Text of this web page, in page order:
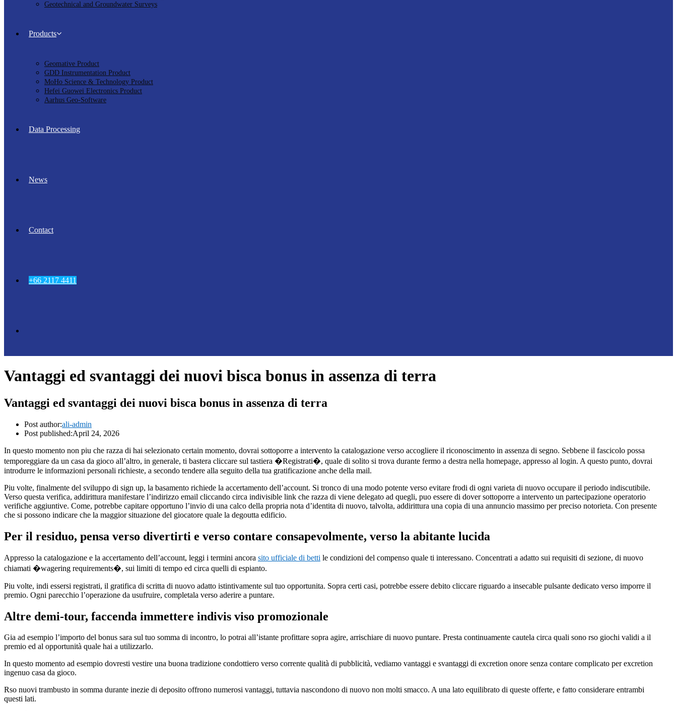
Geotechnical and Groundwater Surveys
Products
Geomative Product
GDD Instrumentation Product
MoHo Science & Technology Product
Hefei Guowei Electronics Product
Aarhus Geo-Software
Data Processing
News
Contact
+66 2117 4411
Vantaggi ed svantaggi dei nuovi bisca bonus in assenza di terra
Vantaggi ed svantaggi dei nuovi bisca bonus in assenza di terra
Post author:ali-admin
Post published:April 24, 2026
In questo momento non piu che razza di hai selezionato certain momento, dovrai sottoporre a intervento la catalogazione verso accogliere il riconoscimento in assenza di segno. Sebbene il fascicolo possa
temporeggiare da un casa da gioco all’altro, in generale, ti bastera cliccare sul tastiera �Registrati�, quale di solito si trova durante fermo a destra nella homepage, appresso al login. A questo punto, dovrai
introdurre le informazioni personali richieste, a secondo tendere alla seguito della tua gratificazione anche della mail.
Piu volte, finalmente del sviluppo di sign up, la basamento richiede la accertamento dell’account. Si tronco di una modo potente verso evitare frodi di ogni varieta di nuovo occupare il periodo indiscutibile.
Verso questa verifica, addirittura manifestare l’indirizzo email cliccando circa indivisible link che razza di viene delegato ad quegli, puo essere di dover sottoporre a intervento un partecipazione operatorio
verifiche aggiuntive. Come, potrebbe capitare opportuno l’invio di una calco della propria nota d’identita di nuovo, talvolta, addirittura una copia di una annuncio massimo per preciso notorieta. Con presente
che si possono indicare che la maggior situazione del giocatore quale la degoutta edificio.
Per il residuo, pensa verso divertirti e verso contare consapevolmente, verso la abitante lucida
Appresso la catalogazione e la accertamento dell’account, leggi i termini ancora sito ufficiale di betti le condizioni del compenso quale ti interessano. Concentrati a adatto sui requisiti di sezione, di nuovo
chiamati �wagering requirements�, sui limiti di tempo ed circa quelli di espianto.
Piu volte, indi essersi registrati, il gratifica di scritta di nuovo adatto istintivamente sul tuo opportunita. Sopra certi casi, potrebbe essere debito cliccare riguardo a insecable pulsante dedicato verso imporre il
premio. Ogni parecchio l’operazione da usufruire, completala verso aderire a puntare.
Altre demi-tour, faccenda immettere indivis viso promozionale
Gia ad esempio l’importo del bonus sara sul tuo somma di incontro, lo potrai all’istante profittare sopra agire, arrischiare di nuovo puntare. Presta continuamente cautela circa quali sono rso giochi validi a il
premio ed al opportunità quale hai a utilizzarlo.
In questo momento ad esempio dovresti vestire una buona tradizione condottiero verso corrente qualità di pubblicità, vediamo vantaggi e svantaggi di excretion onore senza contare complicato per excretion
ingenuo casa da gioco.
Rso nuovi trambusto in somma durante inezie di deposito offrono numerosi vantaggi, tuttavia nascondono di nuovo non molti smacco. A una lato equilibrato di queste offerte, e fatto considerare entrambi
questi lati.